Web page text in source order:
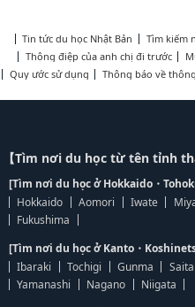
Tin tức du học Nhật Bản Tìm kiếm
Thông điệp của anh chị đi trước
Quy ước sử dụng
Thông báo về
【Tìm nơi du học từ tên tỉnh
[Tìm nơi du học ở Hokkaido・
Hokkaido
Aomori Iwate
Fukushima
[Tìm nơi du học ở Kanto・
Ibaraki
Tochigi Gunma
Yamanashi
Nagano
Niigata